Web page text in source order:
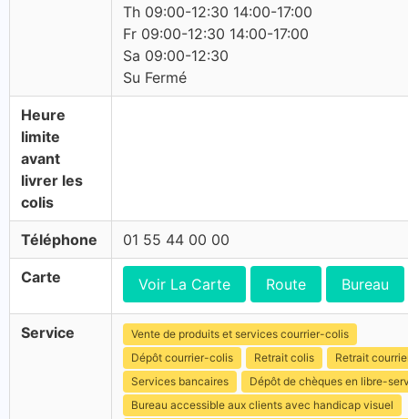
Th 09:00-12:30 14:00-17:00
Fr 09:00-12:30 14:00-17:00
Sa 09:00-12:30
Su Fermé
Heure
limite
avant
livrer les
colis
Téléphone 01 55 44 00 00
Carte Voir La Carte Route Bureau
Service
Vente de produits et services courrier-colis
Dépôt courrier-colis
Retrait colis
Retrait
Services bancaires
Dépôt de chèques en libre-
Bureau accessible aux clients avec handicap visuel